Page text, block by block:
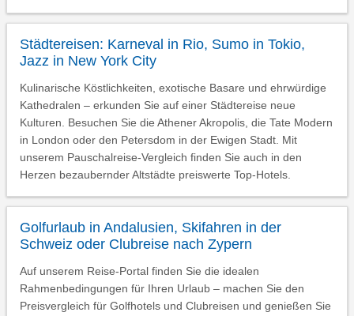
Städtereisen: Karneval in Rio, Sumo in Tokio,
Jazz in New York City
Kulinarische Köstlichkeiten, exotische Basare und ehrwürdige
Kathedralen – erkunden Sie auf einer Städtereise neue
Kulturen. Besuchen Sie die Athener Akropolis, die Tate Modern
in London oder den Petersdom in der Ewigen Stadt. Mit
unserem Pauschalreise-Vergleich finden Sie auch in den
Herzen bezaubernder Altstädte preiswerte Top-Hotels.
Golfurlaub in Andalusien, Skifahren in der
Schweiz oder Clubreise nach Zypern
Auf unserem Reise-Portal finden Sie die idealen
Rahmenbedingungen für Ihren Urlaub – machen Sie den
Preisvergleich für Golfhotels und Clubreisen und genießen Sie